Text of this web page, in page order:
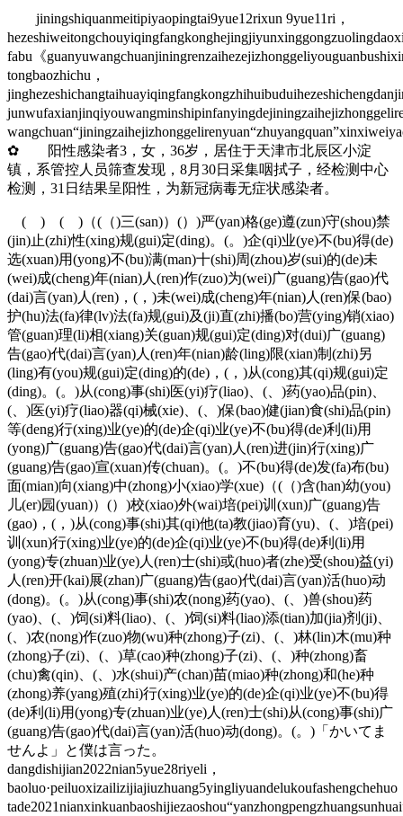
jiningshiquanmeitipiyaopingtai9yue12rixun 9yue11ri，
fabu《
tongbaozhichu，
✿ 阳性感染者3，女，36岁，居住于天津市北辰区小淀
镇，系管控人员筛查发现，8月30日采集咽拭子，经检测中心
检测，31日结果呈阳性，为新冠病毒无症状感染者。
( ) ( )（(（)三(san)）(）)严(yan)格(ge)遵(zun)守(shou)禁
(jin)止(zhi)性(xing)规(gui)定(ding)。(。)企(qi)业(ye)不(bu)得(de)
选(xuan)用(yong)不(bu)满(man)十(shi)周(zhou)岁(sui)的(de)未
(wei)成(cheng)年(nian)人(ren)作(zuo)为(wei)广(guang)告(gao)代
(dai)言(yan)人(ren)，(，)未(wei)成(cheng)年(nian)人(ren)保(bao)
护(hu)法(fa)律(lv)法(fa)规(gui)及(ji)直(zhi)播(bo)营(ying)销(xiao)
管(guan)理(li)相(xiang)关(guan)规(gui)定(ding)对(dui)广(guang)
告(gao)代(dai)言(yan)人(ren)年(nian)龄(ling)限(xian)制(zhi)另
(ling)有(you)规(gui)定(ding)的(de)，(，)从(cong)其(qi)规(gui)定
(ding)。(。)从(cong)事(shi)医(yi)疗(liao)、(、)药(yao)品(pin)、
(、)医(yi)疗(liao)器(qi)械(xie)、(、)保(bao)健(jian)食(shi)品(pin)
等(deng)行(xing)业(ye)的(de)企(qi)业(ye)不(bu)得(de)利(li)用
(yong)广(guang)告(gao)代(dai)言(yan)人(ren)进(jin)行(xing)广
(guang)告(gao)宣(xuan)传(chuan)。(。)不(bu)得(de)发(fa)布(bu)
面(mian)向(xiang)中(zhong)小(xiao)学(xue)（(（)含(han)幼(you)
儿(er)园(yuan)）(）)校(xiao)外(wai)培(pei)训(xun)广(guang)告
(gao)，(，)从(cong)事(shi)其(qi)他(ta)教(jiao)育(yu)、(、)培(pei)
训(xun)行(xing)业(ye)的(de)企(qi)业(ye)不(bu)得(de)利(li)用
(yong)专(zhuan)业(ye)人(ren)士(shi)或(huo)者(zhe)受(shou)益(yi)
人(ren)开(kai)展(zhan)广(guang)告(gao)代(dai)言(yan)活(huo)动
(dong)。(。)从(cong)事(shi)农(nong)药(yao)、(、)兽(shou)药
(yao)、(、)饲(si)料(liao)、(、)饲(si)料(liao)添(tian)加(jia)剂(ji)、
(、)农(nong)作(zuo)物(wu)种(zhong)子(zi)、(、)林(lin)木(mu)种
(zhong)子(zi)、(、)草(cao)种(zhong)子(zi)、(、)种(zhong)畜
(chu)禽(qin)、(、)水(shui)产(chan)苗(miao)种(zhong)和(he)种
(zhong)养(yang)殖(zhi)行(xing)业(ye)的(de)企(qi)业(ye)不(bu)得
(de)利(li)用(yong)专(zhuan)业(ye)人(ren)士(shi)从(cong)事(shi)广
(guang)告(gao)代(dai)言(yan)活(huo)动(dong)。(。)「かいてま
せんよ」と僕は言った。
dangdishijian2022nian5yue28riyeli，
baoluo·peiluoxizailizijiajiuzhuang5yingliyuandelukoufashengchehuo